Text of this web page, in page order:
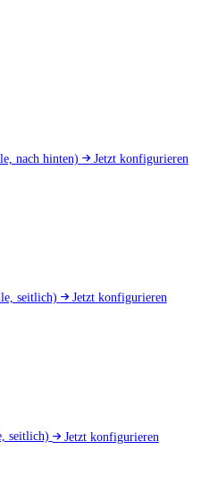
nach hinten) Jetzt konfigurieren
seitlich) Jetzt konfigurieren
seitlich) Jetzt konfigurieren